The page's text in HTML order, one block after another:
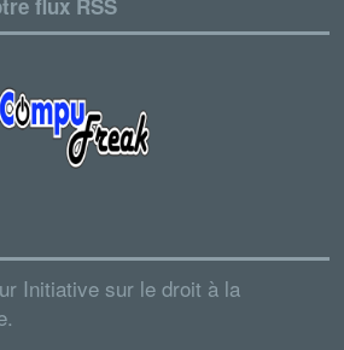
flux RSS
Initiative sur le droit à la